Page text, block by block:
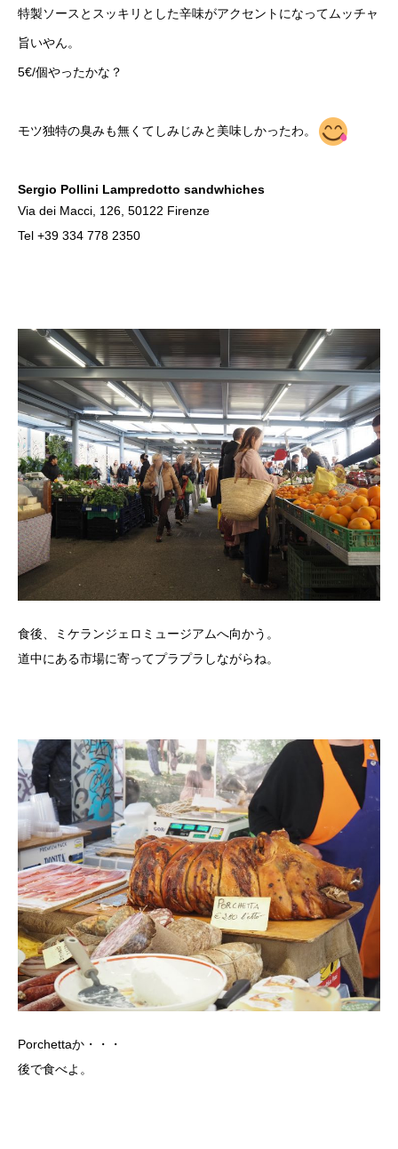
特製ソースとスッキリとした辛味がアクセントになってムッチャ
旨いやん。
5€/個やったかな？
モツ独特の臭みも無くてしみじみと美味しかったわ。
Sergio Pollini Lampredotto sandwhiches
Via dei Macci, 126, 50122 Firenze
Tel +39 334 778 2350
食後、ミケランジェロミュージアムへ向かう。
道中にある市場に寄ってプラプラしながらね。
Porchettaか・・・
後で食べよ。